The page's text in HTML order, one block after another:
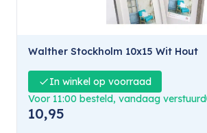
Walther Stockholm 10x15 Wit Hout
In winkel op voorraad
Voor 11:00 besteld, vandaag verstuurd
10,95